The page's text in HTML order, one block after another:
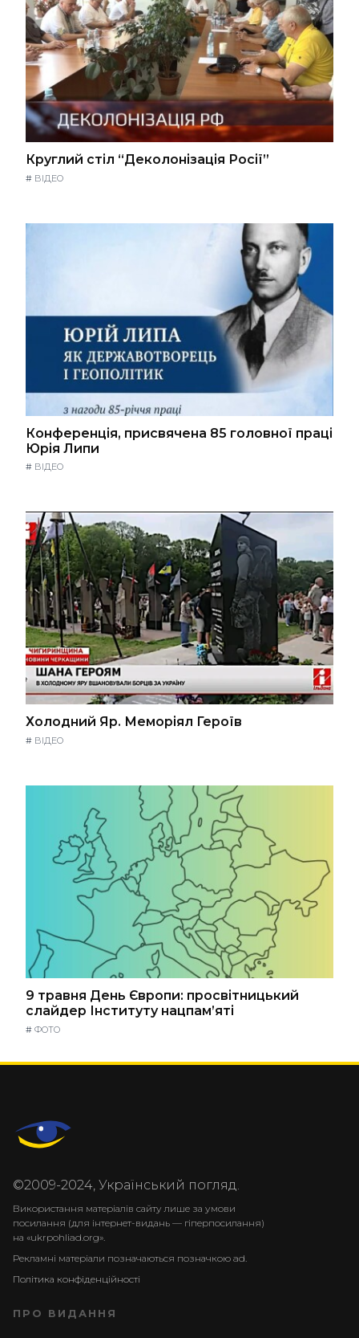
Круглий стіл “Деколонізація Росії”
# ВІДЕО
Конференція, присвячена 85 головної праці
Юрія Липи
# ВІДЕО
Холодний Яр. Меморіял Героїв
# ВІДЕО
9 травня День Європи: просвітницький
слайдер Інституту нацпам’яті
# ФОТО
©2009-2024, Український погляд.
Використання матеріалів сайту лише за умови
посилання (для інтернет-видань — гіперпосилання)
на «ukrpohliad.org».
Рекламні матеріали позначаються позначкою ad.
Політика конфіденційності
ПРО ВИДАННЯ